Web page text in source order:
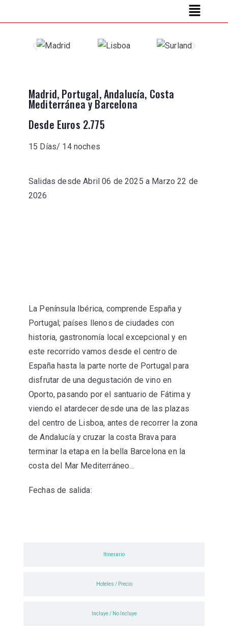
Madrid, Portugal, Andalucía, Costa
Mediterránea y Barcelona
Desde Euros 2.775
15 Días/ 14 noches
Salidas desde Abril 06 de 2025 a Marzo 22 de
2026
Itinerario
Hoteles / Precio
Incluye / No Incluye
La Península Ibérica, comprende España y
Portugal; países llenos de ciudades con
historia, gastronomía local excepcional y en
este recorrido vamos desde el centro de
España hasta la parte norte de Portugal para
disfrutar de una degustación de vino en
Oporto, pasando por el santuario de Fátima y
viendo el atardecer desde una de las plazas
del centro de Lisboa, antes de recorrer la zona
de Andalucía y cruzar la costa Brava para
terminar la etapa en la bella Barcelona en la
costa del Mar Mediterráneo…
Fechas de salida: